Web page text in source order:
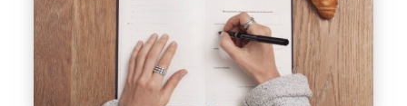
Mental Health, and
Wellness